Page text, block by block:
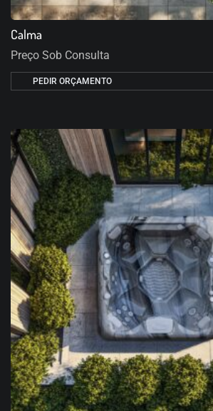
Calma
Preço Sob Consulta
PEDIR ORÇAMENTO